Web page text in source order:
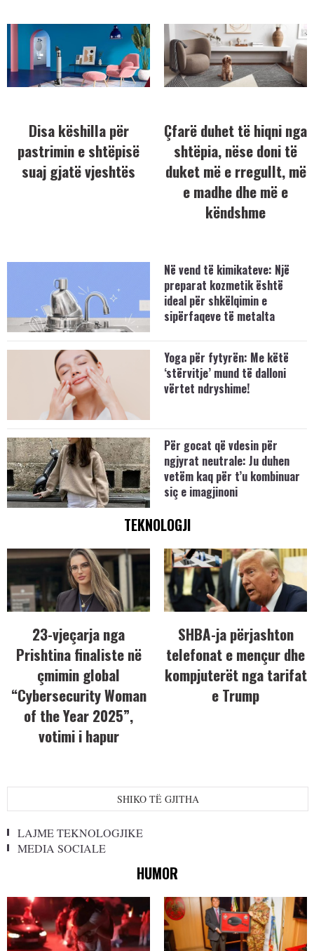
Disa këshilla për
pastrimin e shtëpisë
suaj gjatë vjeshtës
Çfarë duhet të hiqni nga
shtëpia, nëse doni të
duket më e rregullt, më
e madhe dhe më e
këndshme
Në vend të kimikateve: Një
preparat kozmetik është
ideal për shkëlqimin e
sipërfaqeve të metalta
Yoga për fytyrën: Me këtë
‘stërvitje’ mund të dalloni
vërtet ndryshime!
Për gocat që vdesin për
ngjyrat neutrale: Ju duhen
vetëm kaq për t’u kombinuar
siç e imagjinoni
TEKNOLOGJI
23-vjeçarja nga
Prishtina finaliste në
çmimin global
“Cybersecurity Woman
of the Year 2025”,
votimi i hapur
SHBA-ja përjashton
telefonat e mençur dhe
kompjuterët nga tarifat
e Trump
SHIKO TË GJITHA
LAJME TEKNOLOGJIKE
MEDIA SOCIALE
HUMOR